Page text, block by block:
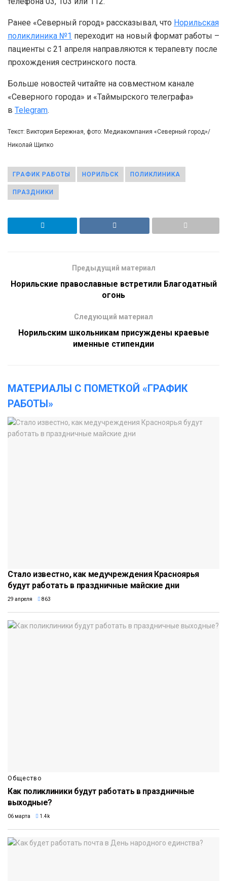
Ранее «Северный город» рассказывал, что Норильская
поликлиника №1 переходит на новый формат работы –
пациенты с 21 апреля направляются к терапевту после
прохождения сестринского поста.
Больше новостей читайте на совместном канале
«Северного города» и «Таймырского телеграфа»
в Telegram.
Текст: Виктория Бережная, фото: Медиакомпания «Северный город»/
Николай Щипко
ГРАФИК РАБОТЫ НОРИЛЬСК ПОЛИКЛИНИКА
ПРАЗДНИКИ
Предыдущий материал
Норильские православные встретили Благодатный
огонь
Следующий материал
Норильским школьникам присуждены краевые
именные стипендии
МАТЕРИАЛЫ С ПОМЕТКОЙ «ГРАФИК
РАБОТЫ»
Стало известно, как медучреждения Красноярья
будут работать в праздничные майские дни
29 апреля 863
Общество
Как поликлиники будут работать в праздничные
выходные?
06 марта 1.4k